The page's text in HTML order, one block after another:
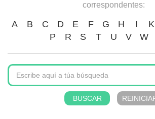
correspondentes:
A B C D E F G H I K
P
R S T U V W